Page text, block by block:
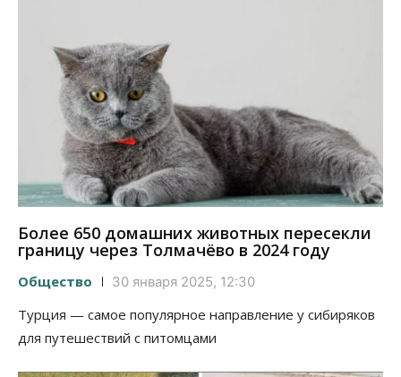
Более 650 домашних животных пересекли
границу через Толмачёво в 2024 году
Общество 30 января 2025, 12:30
Турция — самое популярное направление у сибиряков
для путешествий с питомцами